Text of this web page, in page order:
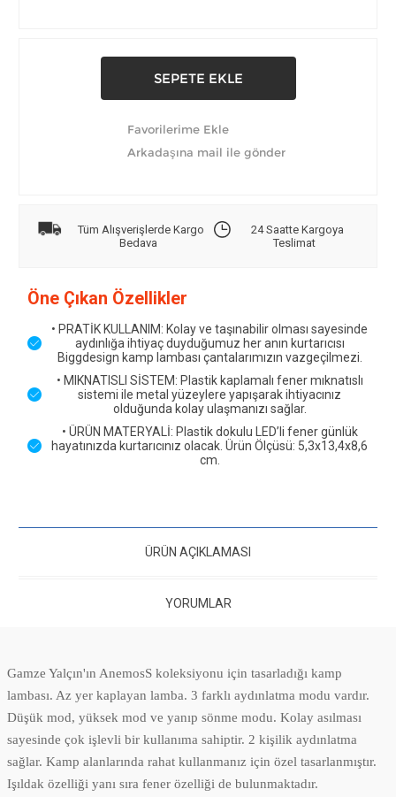
Tüm Alışverişlerde Kargo
Bedava
24 Saatte Kargoya
Teslimat
Öne Çıkan Özellikler
• PRATİK KULLANIM: Kolay ve taşınabilir olması sayesinde
aydınlığa ihtiyaç duyduğumuz her anın kurtarıcısı
Biggdesign kamp lambası çantalarımızın vazgeçilmezi.
• MIKNATISLI SİSTEM: Plastik kaplamalı fener mıknatıslı
sistemi ile metal yüzeylere yapışarak ihtiyacınız
olduğunda kolay ulaşmanızı sağlar.
• ÜRÜN MATERYALİ: Plastik dokulu LED’li fener günlük
hayatınızda kurtarıcınız olacak. Ürün Ölçüsü: 5,3x13,4x8,6
cm.
ÜRÜN AÇIKLAMASI
YORUMLAR
Gamze Yalçın'ın AnemosS koleksiyonu için tasarladığı kamp
lambası. Az yer kaplayan lamba. 3 farklı aydınlatma modu vardır.
Düşük mod, yüksek mod ve yanıp sönme modu. Kolay asılması
sayesinde çok işlevli bir kullanıma sahiptir. 2 kişilik aydınlatma
sağlar. Kamp alanlarında rahat kullanmanız için özel tasarlanmıştır.
Işıldak özelliği yanı sıra fener özelliği de bulunmaktadır.